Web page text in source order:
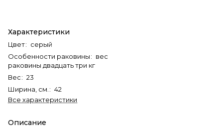
Характеристики
Цвет: серый
Особенности раковины: вес
раковины двадцать три кг
Вес: 23
Ширина, см. : 42
Все характеристики
Описание